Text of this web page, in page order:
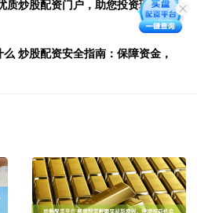
质炒股配资门户，助您投资理财无
炒股配资安全指南：保障资金，